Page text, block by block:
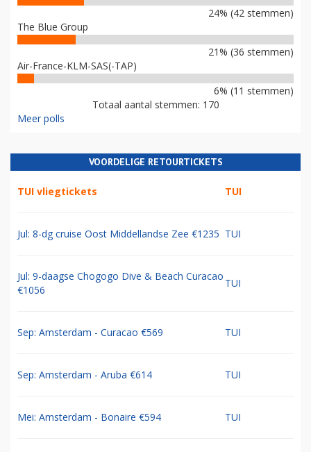
24% (42 stemmen)
The Blue Group
21% (36 stemmen)
Air-France-KLM-SAS(-TAP)
6% (11 stemmen)
Totaal aantal stemmen: 170
Meer polls
VOORDELIGE RETOURTICKETS
TUI vliegtickets TUI
Jul: 8-dg cruise Oost Middellandse Zee €1235 TUI
Jul: 9-daagse Chogogo Dive & Beach Curacao
€1056
TUI
Sep: Amsterdam - Curacao €569 TUI
Sep: Amsterdam - Aruba €614 TUI
Mei: Amsterdam - Bonaire €594 TUI